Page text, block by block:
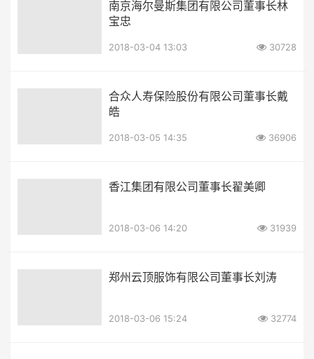
南京海尔曼斯集团有限公司董事长林
宝忠
2018-03-04 13:03 30728
合众人寿保险股份有限公司董事长戴
皓
2018-03-05 14:35 36906
香江集团有限公司董事长翟美卿
2018-03-06 14:20 31939
郑州云顶服饰有限公司董事长刘涛
2018-03-06 15:24 32774